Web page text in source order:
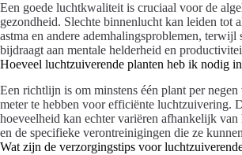
Een goede luchtkwaliteit is cruciaal voor de
gezondheid. Slechte binnenlucht kan leiden tot
astma en andere ademhalingsproblemen, terwijl
bijdraagt aan mentale helderheid en
Hoeveel luchtzuiverende planten heb ik nodig
Een richtlijn is om minstens één plant per negen
meter te hebben voor efficiënte luchtzuivering.
hoeveelheid kan echter variëren afhankelijk van
en de specifieke verontreinigingen die ze
Wat zijn de verzorgingstips voor